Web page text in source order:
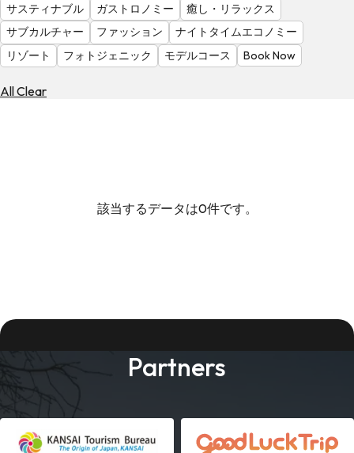
サスティナブル
ガストロノミー
癒し・リラックス
サブカルチャー
ファッション
ナイトタイムエコノミー
リゾート
フォトジェニック モデルコース Book Now
All Clear
該当するデータは0件です。
Partners